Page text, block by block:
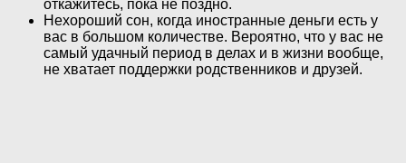
откажитесь, пока не поздно.
Нехороший сон, когда иностранные деньги есть у
вас в большом количестве. Вероятно, что у вас не
самый удачный период в делах и в жизни вообще,
не хватает поддержки родственников и друзей.